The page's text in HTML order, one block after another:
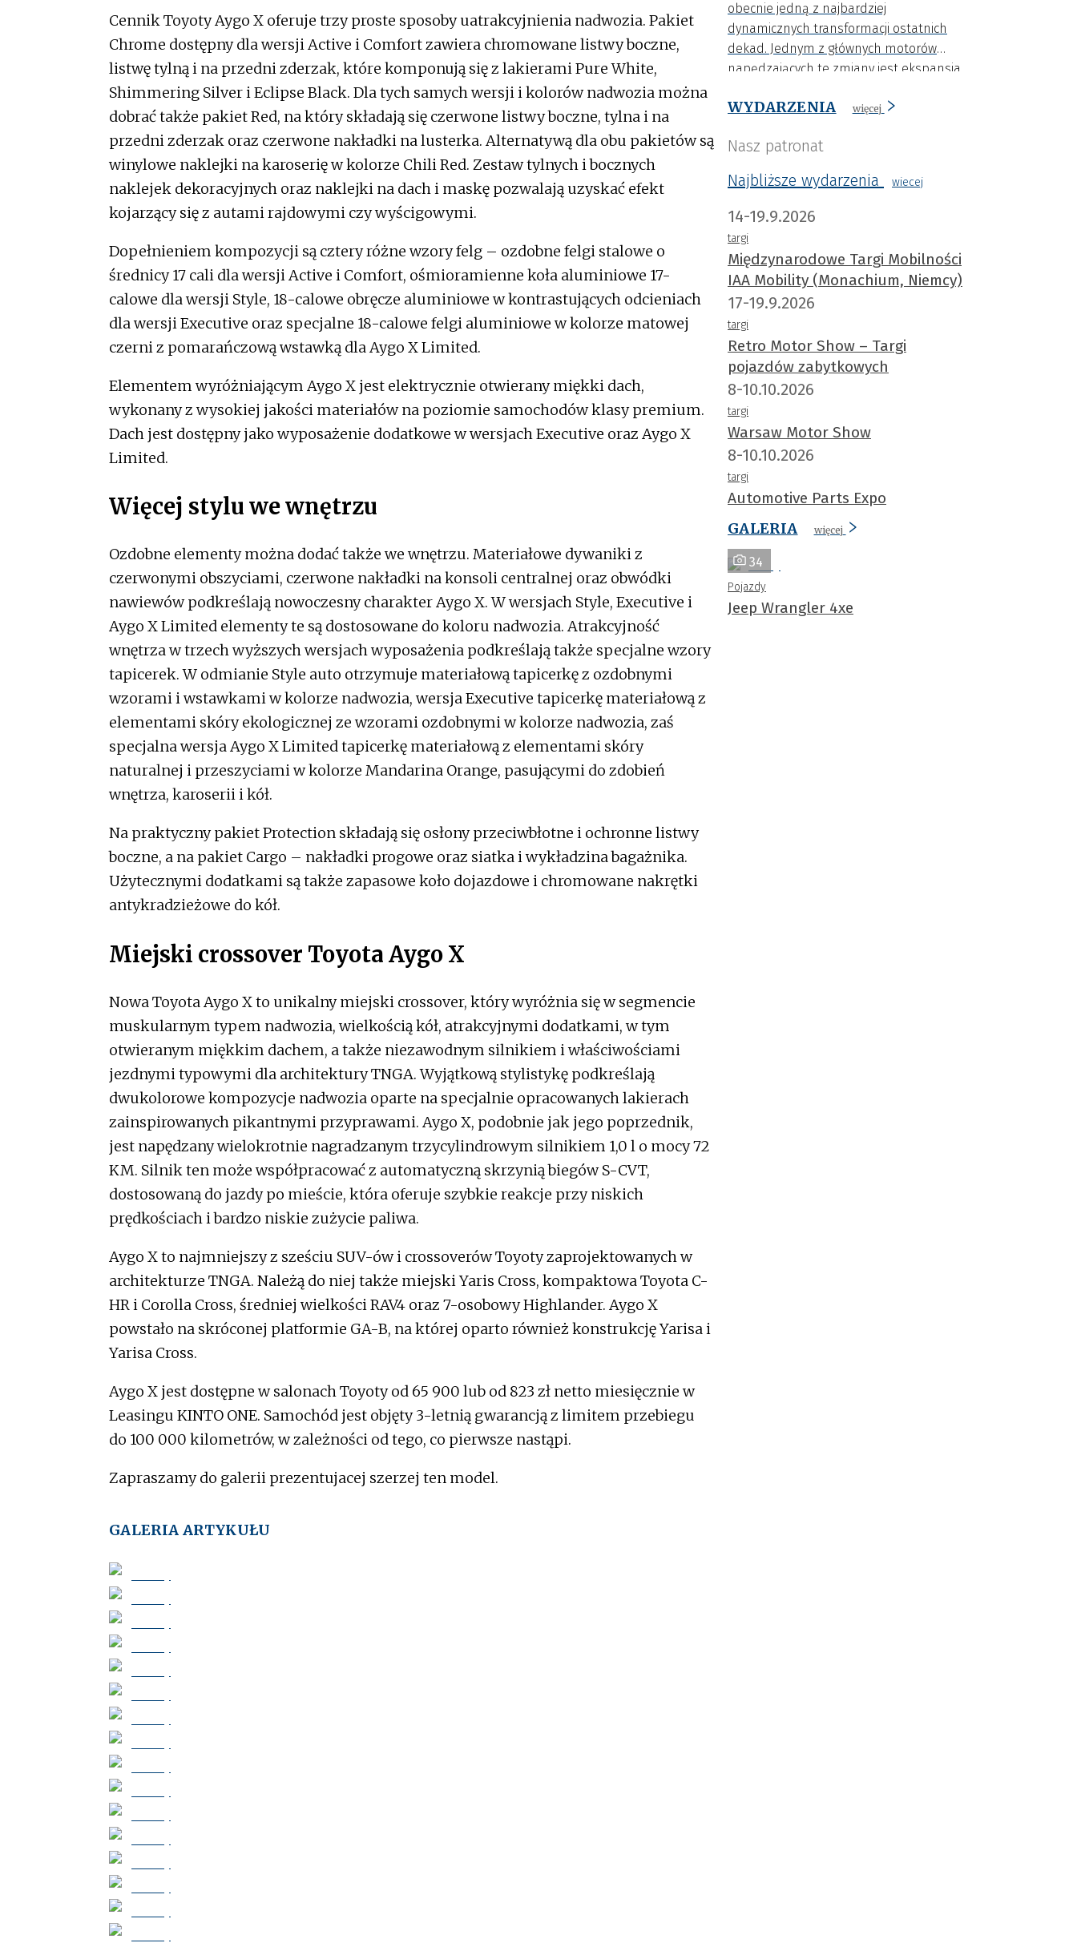
Cennik Toyoty Aygo X oferuje trzy proste sposoby uatrakcyjnienia nadwozia. Pakiet
Chrome dostępny dla wersji Active i Comfort zawiera chromowane listwy boczne,
listwę tylną i na przedni zderzak, które komponują się z lakierami Pure White,
Shimmering Silver i Eclipse Black. Dla tych samych wersji i kolorów nadwozia można
dobrać także pakiet Red, na który składają się czerwone listwy boczne, tylna i na
przedni zderzak oraz czerwone nakładki na lusterka. Alternatywą dla obu pakietów są
winylowe naklejki na karoserię w kolorze Chili Red. Zestaw tylnych i bocznych
naklejek dekoracyjnych oraz naklejki na dach i maskę pozwalają uzyskać efekt
kojarzący się z autami rajdowymi czy wyścigowymi.
Dopełnieniem kompozycji są cztery różne wzory felg – ozdobne felgi stalowe o
średnicy 17 cali dla wersji Active i Comfort, ośmioramienne koła aluminiowe 17-
calowe dla wersji Style, 18-calowe obręcze aluminiowe w kontrastujących odcieniach
dla wersji Executive oraz specjalne 18-calowe felgi aluminiowe w kolorze matowej
czerni z pomarańczową wstawką dla Aygo X Limited.
Elementem wyróżniającym Aygo X jest elektrycznie otwierany miękki dach,
wykonany z wysokiej jakości materiałów na poziomie samochodów klasy premium.
Dach jest dostępny jako wyposażenie dodatkowe w wersjach Executive oraz Aygo X
Limited.
Więcej stylu we wnętrzu
Ozdobne elementy można dodać także we wnętrzu. Materiałowe dywaniki z
czerwonymi obszyciami, czerwone nakładki na konsoli centralnej oraz obwódki
nawiewów podkreślają nowoczesny charakter Aygo X. W wersjach Style, Executive i
Aygo X Limited elementy te są dostosowane do koloru nadwozia. Atrakcyjność
wnętrza w trzech wyższych wersjach wyposażenia podkreślają także specjalne wzory
tapicerek. W odmianie Style auto otrzymuje materiałową tapicerkę z ozdobnymi
wzorami i wstawkami w kolorze nadwozia, wersja Executive tapicerkę materiałową z
elementami skóry ekologicznej ze wzorami ozdobnymi w kolorze nadwozia, zaś
specjalna wersja Aygo X Limited tapicerkę materiałową z elementami skóry
naturalnej i przeszyciami w kolorze Mandarina Orange, pasującymi do zdobień
wnętrza, karoserii i kół.
Na praktyczny pakiet Protection składają się osłony przeciwbłotne i ochronne listwy
boczne, a na pakiet Cargo – nakładki progowe oraz siatka i wykładzina bagażnika.
Użytecznymi dodatkami są także zapasowe koło dojazdowe i chromowane nakrętki
antykradzieżowe do kół.
Miejski crossover Toyota Aygo X
Nowa Toyota Aygo X to unikalny miejski crossover, który wyróżnia się w segmencie
muskularnym typem nadwozia, wielkością kół, atrakcyjnymi dodatkami, w tym
otwieranym miękkim dachem, a także niezawodnym silnikiem i właściwościami
jezdnymi typowymi dla architektury TNGA. Wyjątkową stylistykę podkreślają
dwukolorowe kompozycje nadwozia oparte na specjalnie opracowanych lakierach
zainspirowanych pikantnymi przyprawami. Aygo X, podobnie jak jego poprzednik,
jest napędzany wielokrotnie nagradzanym trzycylindrowym silnikiem 1,0 l o mocy 72
KM. Silnik ten może współpracować z automatyczną skrzynią biegów S-CVT,
dostosowaną do jazdy po mieście, która oferuje szybkie reakcje przy niskich
prędkościach i bardzo niskie zużycie paliwa.
Aygo X to najmniejszy z sześciu SUV-ów i crossoverów Toyoty zaprojektowanych w
architekturze TNGA. Należą do niej także miejski Yaris Cross, kompaktowa Toyota C-
HR i Corolla Cross, średniej wielkości RAV4 oraz 7-osobowy Highlander. Aygo X
powstało na skróconej platformie GA-B, na której oparto również konstrukcję Yarisa i
Yarisa Cross.
Aygo X jest dostępne w salonach Toyoty od 65 900 lub od 823 zł netto miesięcznie w
Leasingu KINTO ONE. Samochód jest objęty 3-letnią gwarancją z limitem przebiegu
do 100 000 kilometrów, w zależności od tego, co pierwsze nastąpi.
Zapraszamy do galerii prezentujacej szerzej ten model.
GALERIA ARTYKUŁU
obecnie jedną z najbardziej
dynamicznych transformacji ostatnich
dekad. Jednym z głównych motorów
napędzających te zmiany jest ekspansja
krótkim czasie przestały być rynkową
alternatywą dla europejskich i japońskich
WYDARZENIA więcej
Nasz patronat
Najbliższe wydarzenia
wiecej
14-19.9.2026
targi
Międzynarodowe Targi Mobilności
IAA Mobility (Monachium, Niemcy)
17-19.9.2026
targi
Retro Motor Show – Targi
pojazdów zabytkowych
8-10.10.2026
targi
Warsaw Motor Show
8-10.10.2026
targi
Automotive Parts Expo
GALERIA
więcej
34
Pojazdy
Jeep Wrangler 4xe